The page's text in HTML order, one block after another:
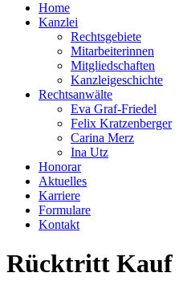
Home
Kanzlei
Rechtsgebiete
Mitarbeiterinnen
Mitgliedschaften
Kanzleigeschichte
Rechtsanwälte
Eva Graf-Friedel
Felix Kratzenberger
Carina Merz
Ina Utz
Honorar
Aktuelles
Karriere
Formulare
Kontakt
Rücktritt Kauf